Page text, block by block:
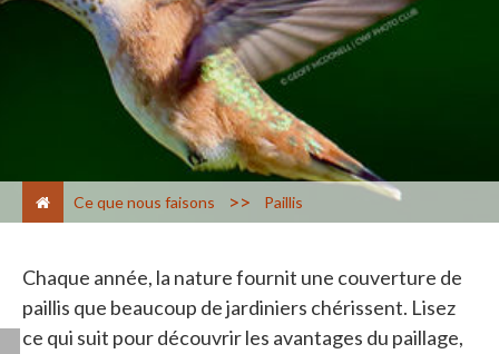
Ce que nous faisons > Paillis
Chaque année, la nature fournit une couverture de
paillis que beaucoup de jardiniers chérissent. Lisez
ce qui suit pour découvrir les avantages du paillage,